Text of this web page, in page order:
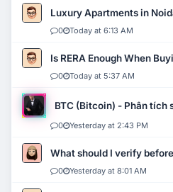
Luxury Apartments in
0 Today at 6:13 AM
Is RERA Enough When
0 Today at 5:37 AM
BTC (Bitcoin) - Phân
0 Yesterday at 2:43 PM
What should I verify
0 Yesterday at 8:01 AM